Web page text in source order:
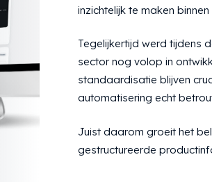
inzichtelijk te maken
Tegelijkertijd werd tijdens
sector nog volop in
standaardisatie blijven
automatisering echt
Juist daarom groeit het
gestructureerde